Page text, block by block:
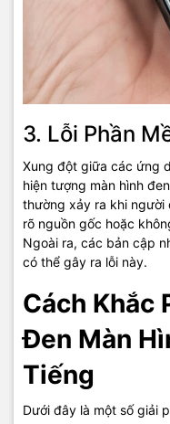
3. Lỗi Phần
Xung đột giữa các ứng
hiện tượng màn hình
thường xảy ra khi
rõ nguồn gốc hoặc
Ngoài ra, các bản cập
có thể gây ra lỗi này.
Cách Khắc
Đen Màn
Tiếng
Dưới đây là một số giải